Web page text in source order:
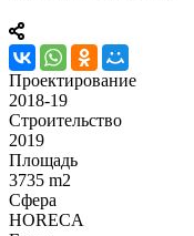
Проектирование
2018-19
Строительство
2019
Площадь
3735 m2
Сфера
HORECA